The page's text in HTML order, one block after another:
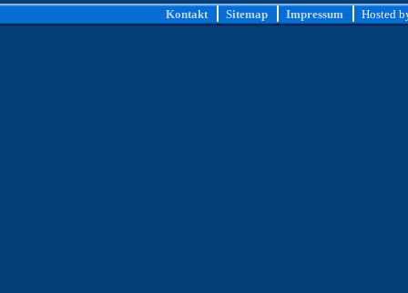
Kontakt Sitemap Impressum Hosted